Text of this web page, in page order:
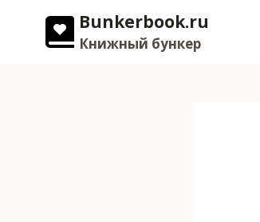
содержимому
Bunkerbook.ru
Книжный бункер